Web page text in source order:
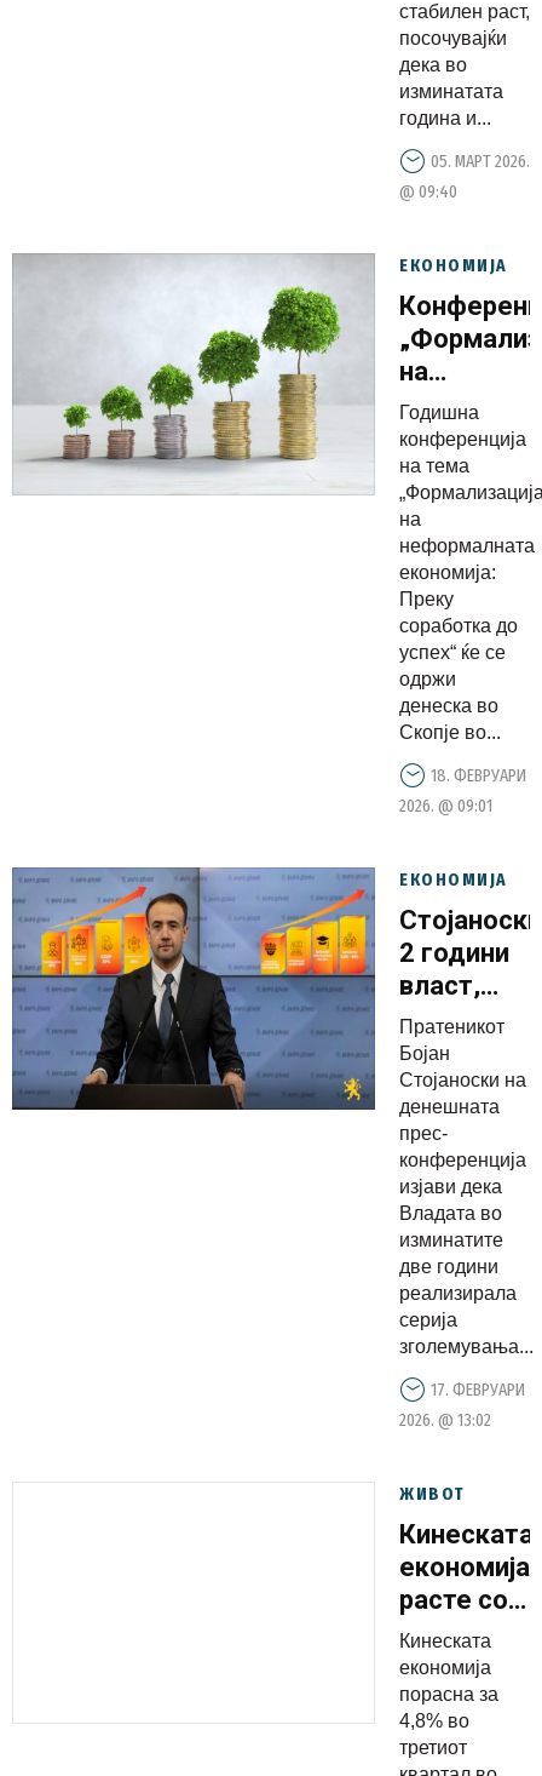
стабилен раст,
посочувајќи
дека во
изминатата
година и...
05. МАРТ 2026.
@ 09:40
ЕКОНОМИЈА
на
економија:
Преку
соработка
до успех“
во
на
Владата и
УНДП
Годишна
конференција
на тема
на
неформалната
економија:
Преку
соработка до
успех“ ќе се
одржи
денеска во
Скопје во...
18. ФЕВРУАРИ
2026. @ 09:01
ЕКОНОМИЈА
2 години
власт,
конкретни
резултати
за јавниот
сектор,
со раст на
платите и
стабилна
економија
Пратеникот
Бојан
Стојаноски на
денешната
прес-
конференција
изјави дека
Владата во
изминатите
две години
реализирала
серија
зголемувања...
17. ФЕВРУАРИ
2026. @ 13:02
ЖИВОТ
Кинеската
економија
расте со
најбавно
темпо во
една
година
Кинеската
економија
порасна за
4,8% во
третиот